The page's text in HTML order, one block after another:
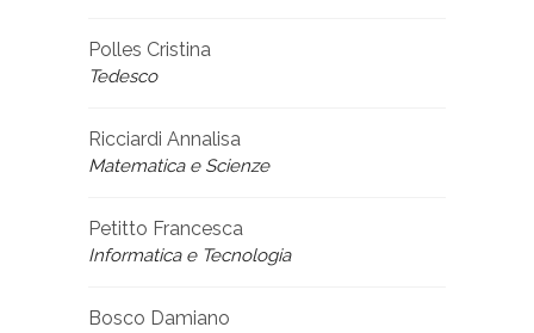
Polles Cristina
Tedesco
Ricciardi Annalisa
Matematica e Scienze
Petitto Francesca
Informatica e Tecnologia
Bosco Damiano